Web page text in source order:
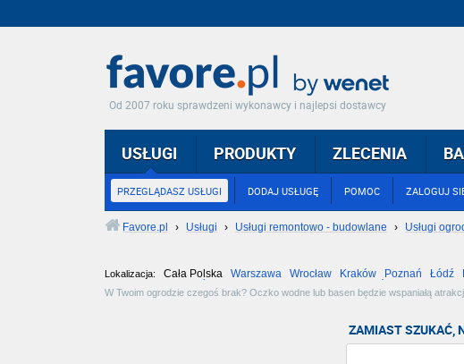
Od 2007 roku sprawdzeni wykonawcy i najlepsi dostawcy
USŁUGI
PRZEGLĄDASZ USŁUGI DODAJ USŁUGĘ POMOC ZALOGUJ
PRODUKTY ZLECENIA
Favore.pl › Usługi › Usługi remontowo - budowlane › Usługi
Lokalizacja: Cała Polska Warszawa Wrocław Kraków Poznań Łódź
W Twoim ogrodzie czegoś brak? Oczko wodne lub basen będzie wspaniałą
ZAMIAST SZUKAĆ,